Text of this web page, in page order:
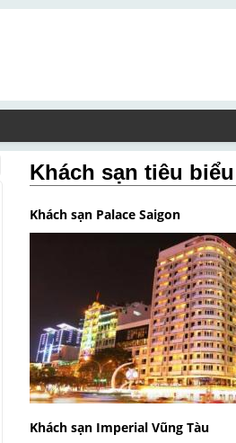
Khách sạn tiêu biểu
Khách sạn Palace Saigon
Khách sạn Imperial Vũng Tàu